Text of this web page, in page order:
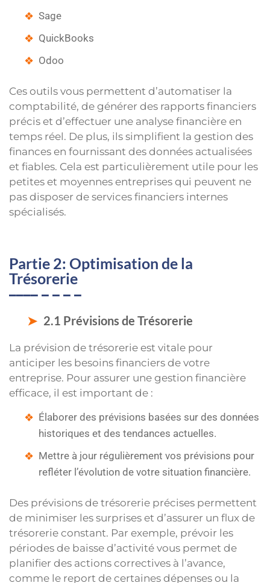
Sage
QuickBooks
Odoo
Ces outils vous permettent d’automatiser la
comptabilité, de générer des rapports financiers
précis et d’effectuer une analyse financière en
temps réel. De plus, ils simplifient la gestion des
finances en fournissant des données actualisées
et fiables. Cela est particulièrement utile pour les
petites et moyennes entreprises qui peuvent ne
pas disposer de services financiers internes
spécialisés.
Partie 2: Optimisation de la
Trésorerie
2.1 Prévisions de Trésorerie
La prévision de trésorerie est vitale pour
anticiper les besoins financiers de votre
entreprise. Pour assurer une gestion financière
efficace, il est important de :
Élaborer des prévisions basées sur des données
historiques et des tendances actuelles.
Mettre à jour régulièrement vos prévisions pour
refléter l’évolution de votre situation financière.
Des prévisions de trésorerie précises permettent
de minimiser les surprises et d’assurer un flux de
trésorerie constant. Par exemple, prévoir les
périodes de baisse d’activité vous permet de
planifier des actions correctives à l’avance,
comme le report de certaines dépenses ou la